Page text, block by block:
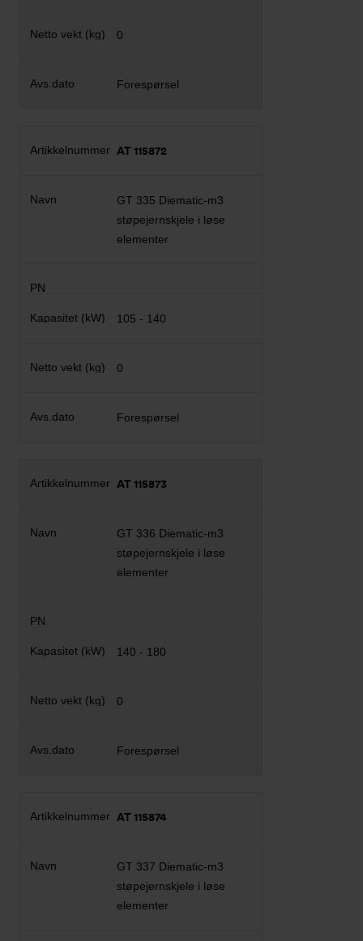
0
Forespørsel
AT 115872
GT 335 Diematic-m3
støpejernskjele i løse
elementer
105 - 140
0
Forespørsel
AT 115873
GT 336 Diematic-m3
støpejernskjele i løse
elementer
140 - 180
0
Forespørsel
AT 115874
GT 337 Diematic-m3
støpejernskjele i løse
elementer